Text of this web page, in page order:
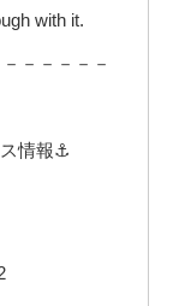
with it.
－－－－－
情報⚓